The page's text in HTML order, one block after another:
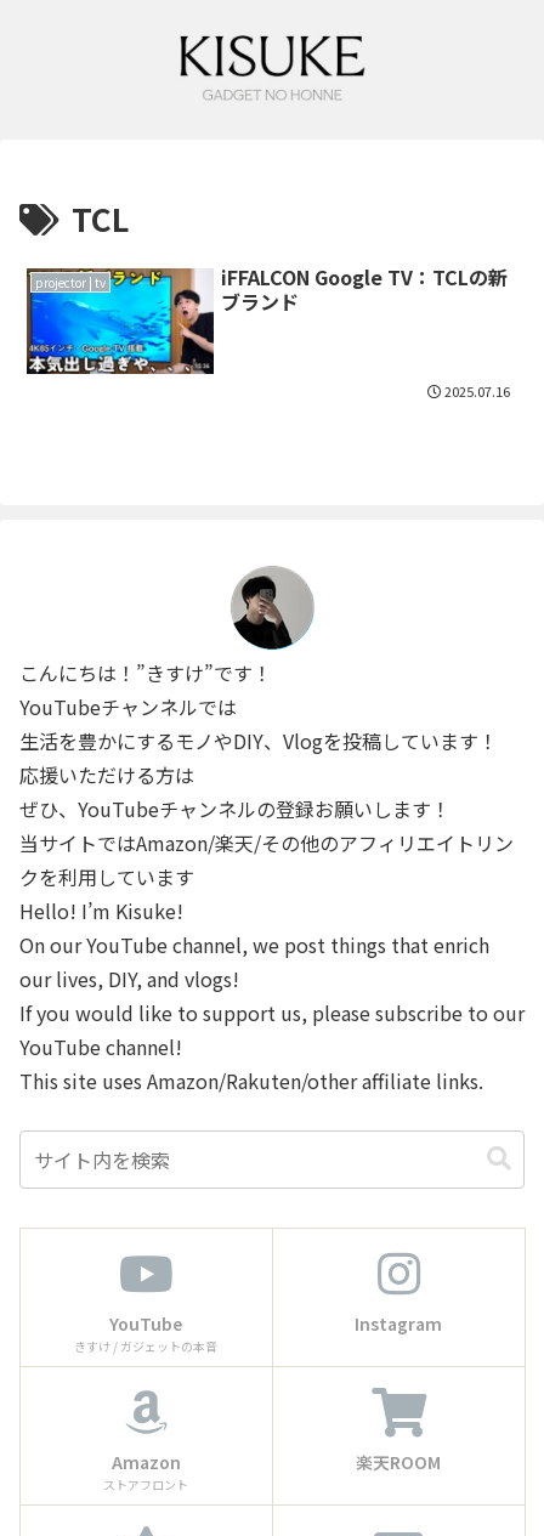
TCL
projector | tv
iFFALCON Google TV：TCLの新
ブランド
2025.07.16
こんにちは！”きすけ”です！
YouTubeチャンネルでは
生活を豊かにするモノやDIY、Vlogを投稿しています！
応援いただける方は
ぜひ、YouTubeチャンネルの登録お願いします！
当サイトではAmazon/楽天/その他のアフィリエイトリン
クを利用しています
Hello! I’m Kisuke!
On our YouTube channel, we post things that enrich
our lives, DIY, and vlogs!
If you would like to support us, please subscribe to our
YouTube channel!
This site uses Amazon/Rakuten/other affiliate links.
YouTube
きすけ / ガジェットの本音
Instagram
Amazon
ストアフロント
楽天ROOM